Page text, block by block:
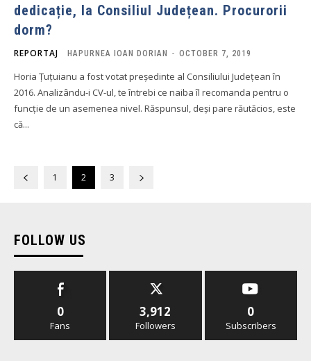
dedicație, la Consiliul Județean. Procurorii
dorm?
REPORTAJ HAPURNEA IOAN DORIAN - OCTOBER 7, 2019
Horia Țuțuianu a fost votat președinte al Consiliului Județean în
2016. Analizându-i CV-ul, te întrebi ce naiba îl recomanda pentru o
funcție de un asemenea nivel. Răspunsul, deși pare răutăcios, este
că...
1 2 3
FOLLOW US
0
Fans
3,912
Followers
0
Subscribers